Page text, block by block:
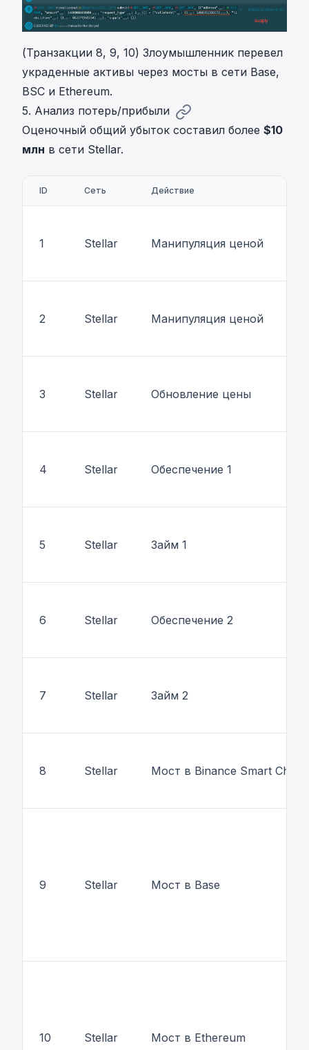
(Транзакции 8, 9, 10) Злоумышленник перевел
украденные активы через мосты в сети Base,
BSC и Ethereum.
5. Анализ потерь/прибыли
Оценочный общий убыток составил более $10
млн в сети Stellar.
ID Сеть Действие
1 Stellar Манипуляция ценой
2 Stellar Манипуляция ценой
3 Stellar Обновление цены
4 Stellar Обеспечение 1
5 Stellar Займ 1
6 Stellar Обеспечение 2
7 Stellar Займ 2
8 Stellar Мост в Binance Smart Chain
9 Stellar Мост в Base
10 Stellar Мост в Ethereum